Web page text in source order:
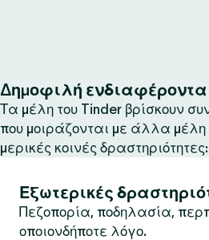
Δημοφιλή ενδιαφέροντα
Τα μέλη του Tinder βρίσκουν
που μοιράζονται με άλλα μέλη
μερικές κοινές δραστηριότητες:
Εξωτερικές
Πεζοπορία, ποδηλασία,
οποιονδήποτε λόγο.